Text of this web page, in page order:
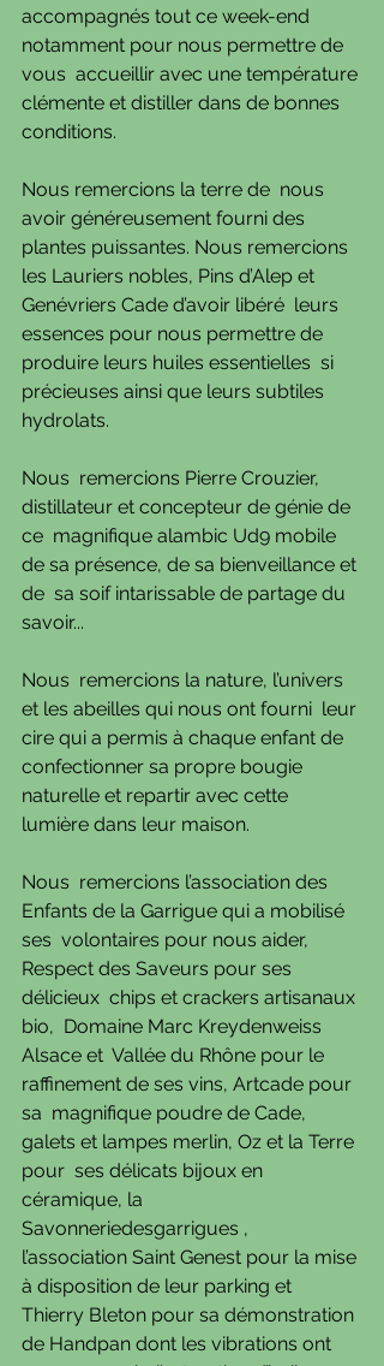
accompagnés tout ce week-end
notamment pour nous permettre de
vous  accueillir avec une température
clémente et distiller dans de bonnes
conditions.
Nous remercions la terre de  nous
avoir généreusement fourni des
plantes puissantes. Nous remercions
les Lauriers nobles, Pins d’Alep et
Genévriers Cade d’avoir libéré  leurs
essences pour nous permettre de
produire leurs huiles essentielles  si
précieuses ainsi que leurs subtiles
hydrolats.
Nous  remercions Pierre Crouzier,
distillateur et concepteur de génie de
ce  magnifique alambic Ud9 mobile
de sa présence, de sa bienveillance et
de  sa soif intarissable de partage du
savoir...
Nous  remercions la nature, l’univers
et les abeilles qui nous ont fourni  leur
cire qui a permis à chaque enfant de
confectionner sa propre bougie
naturelle et repartir avec cette
lumière dans leur maison.
Nous  remercions l’association des
Enfants de la Garrigue qui a mobilisé
ses  volontaires pour nous aider,
Respect des Saveurs pour ses
délicieux  chips et crackers artisanaux
bio,  Domaine Marc Kreydenweiss
Alsace et  Vallée du Rhône pour le
raffinement de ses vins, Artcade pour
sa  magnifique poudre de Cade,
galets et lampes merlin, Oz et la Terre
pour  ses délicats bijoux en
céramique, la
Savonneriedesgarrigues ,
l’association Saint Genest pour la mise
à disposition de leur parking et
Thierry Bleton pour sa démonstration
de Handpan dont les vibrations ont